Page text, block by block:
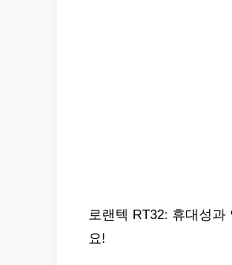
로랜텍 RT32: 휴대성
요!